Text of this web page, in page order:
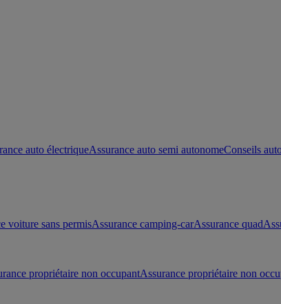
auto électriqueAssurance auto semi autonomeConseils
voiture sans permisAssurance camping-carAssurance quad
propriétaire non occupantAssurance propriétaire non